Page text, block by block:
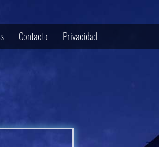
Contacto Privacidad